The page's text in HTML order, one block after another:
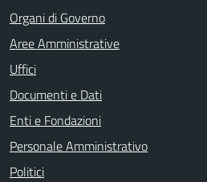
Organi di Governo
Aree Amministrative
Uffici
Documenti e Dati
Enti e Fondazioni
Personale Amministrativo
Politici